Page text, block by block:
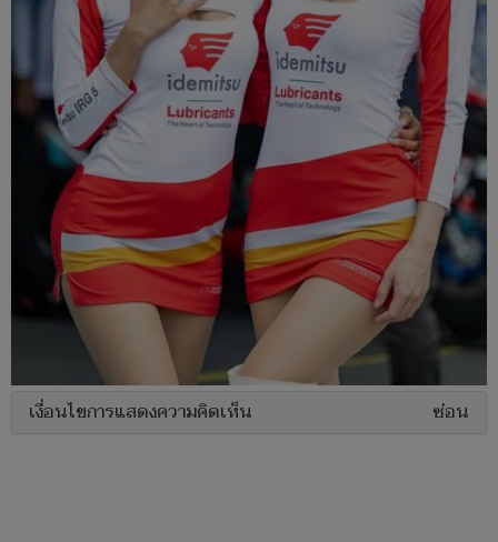
เงื่อนไขการแสดงความคิดเห็น ซ่อน